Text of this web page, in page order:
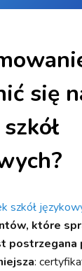
się
szkół
które
postrzegana
: